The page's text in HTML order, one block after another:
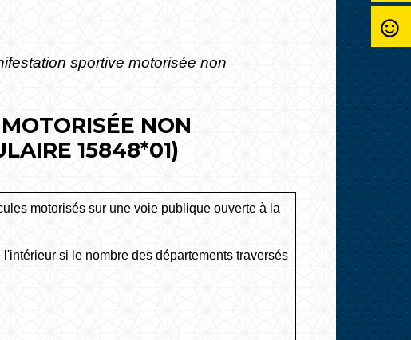
sportive motorisée non
NON
15848*01)
motorisés sur une voie publique ouverte à la
si le nombre des départements traversés
sentiment_satisfied_alt